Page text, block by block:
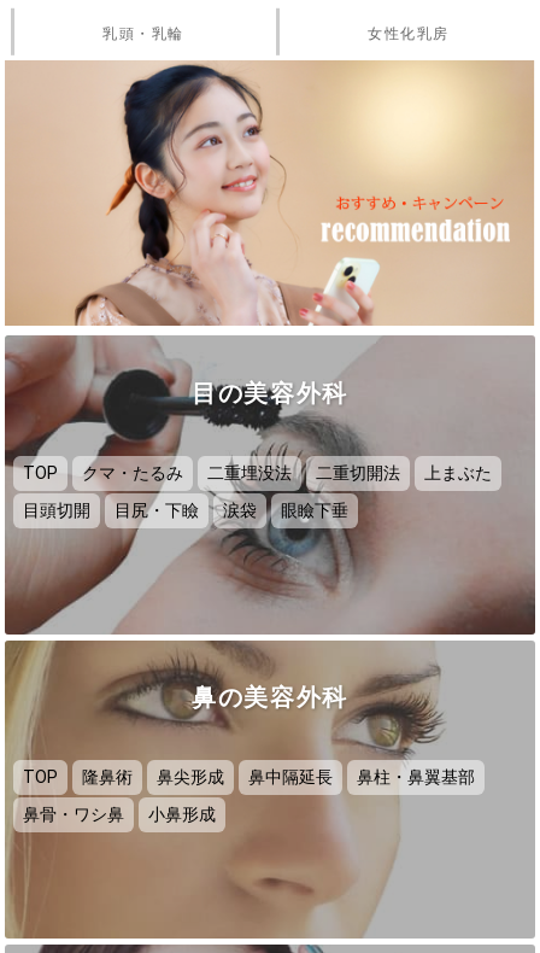
乳頭・乳輪 女性化乳房
目の美容外科
TOP クマ・たるみ 二重埋没法 二重切開法
上まぶた
目頭切開
目尻・下瞼 涙袋 眼瞼下垂
鼻の美容外科
TOP 隆鼻術 鼻尖形成 鼻中隔延長
鼻柱・鼻翼基部
鼻骨・ワシ鼻
小鼻形成